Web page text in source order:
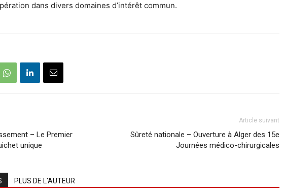
dans divers domaines d’intérêt commun.
– Le Premier
unique
Article suivant
Sûreté nationale – Ouverture à Alger des 15e
Journées médico-chirurgicales
PLUS DE L'AUTEUR